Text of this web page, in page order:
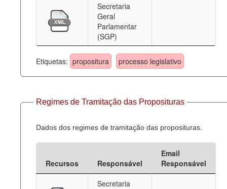
Secretaria
Geral
Parlamentar
(SGP)
Etiquetas: propositura processo legislativo
Regimes de Tramitação das Proposituras
Dados dos regimes de tramitação das proposituras.
Recursos Responsável
Email
Responsável
Secretaria